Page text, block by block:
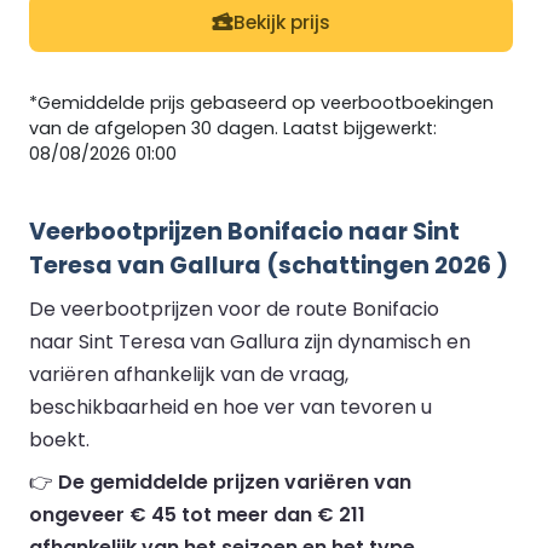
Bekijk prijs
*Gemiddelde prijs gebaseerd op veerbootboekingen
van de afgelopen 30 dagen. Laatst bijgewerkt:
08/08/2026 01:00
Veerbootprijzen Bonifacio naar Sint
Teresa van Gallura (schattingen 2026 )
De veerbootprijzen voor de route Bonifacio
naar Sint Teresa van Gallura zijn dynamisch en
variëren afhankelijk van de vraag,
beschikbaarheid en hoe ver van tevoren u
boekt.
👉 De gemiddelde prijzen variëren van
ongeveer € 45 tot meer dan € 211